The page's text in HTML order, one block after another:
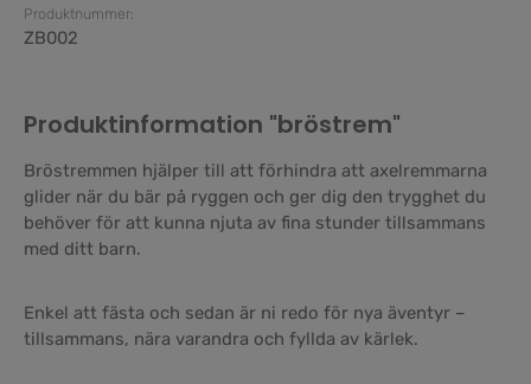
Produktnummer:
ZB002
Produktinformation "bröstrem"
Bröstremmen hjälper till att förhindra att axelremmarna
glider när du bär på ryggen och ger dig den trygghet du
behöver för att kunna njuta av fina stunder tillsammans
med ditt barn.
Enkel att fästa och sedan är ni redo för nya äventyr –
tillsammans, nära varandra och fyllda av kärlek.